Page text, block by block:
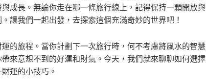
成長。無論你走在哪一條旅行線上，記得保持一顆開放與
讓我們一起出發，去探索這個充滿奇妙的世界吧！
的旅程。當你計劃下一次旅行時，何不考慮將風水的智慧
來意想不到的好運和財氣。今天，我們就來聊聊如何選擇
運的小技巧。